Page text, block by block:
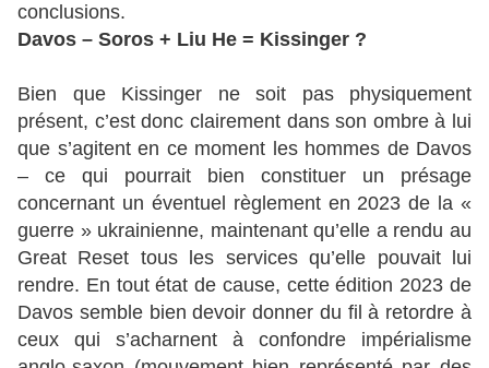
conclusions.
Davos – Soros + Liu He = Kissinger ?
Bien que Kissinger ne soit pas physiquement
présent, c’est donc clairement dans son ombre à lui
que s’agitent en ce moment les hommes de Davos
– ce qui pourrait bien constituer un présage
concernant un éventuel règlement en 2023 de la «
guerre » ukrainienne, maintenant qu’elle a rendu au
Great Reset tous les services qu’elle pouvait lui
rendre. En tout état de cause, cette édition 2023 de
Davos semble bien devoir donner du fil à retordre à
ceux qui s’acharnent à confondre impérialisme